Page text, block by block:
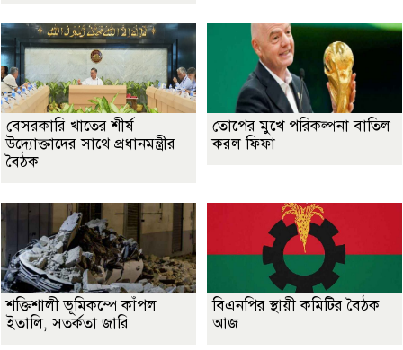
বেসরকারি খাতের শীর্ষ
উদ্যোক্তাদের সাথে প্রধানমন্ত্রীর
বৈঠক
তোপের মুখে পরিকল্পনা বাতিল
করল ফিফা
শক্তিশালী ভূমিকম্পে কাঁপল
ইতালি, সতর্কতা জারি
বিএনপির স্থায়ী কমিটির বৈঠক
আজ